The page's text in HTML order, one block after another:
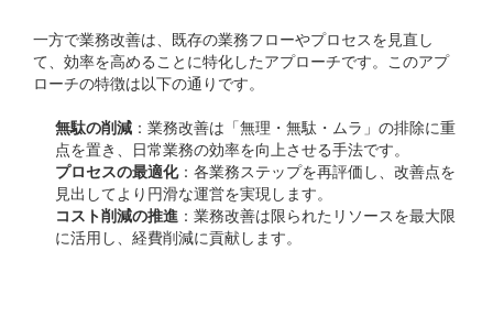
一方で業務改善は、既存の業務フローやプロセスを見直し
て、効率を高めることに特化したアプローチです。このアプ
ローチの特徴は以下の通りです。
無駄の削減 ：業務改善は「無理・無駄・ムラ」の排除に重
点を置き、日常業務の効率を向上させる手法です。
プロセスの最適化：各業務ステップを再評価し、改善点を
見出してより円滑な運営を実現します。
コスト削減の推進 ：業務改善は限られたリソースを最大限
に活用し、経費削減に貢献します。